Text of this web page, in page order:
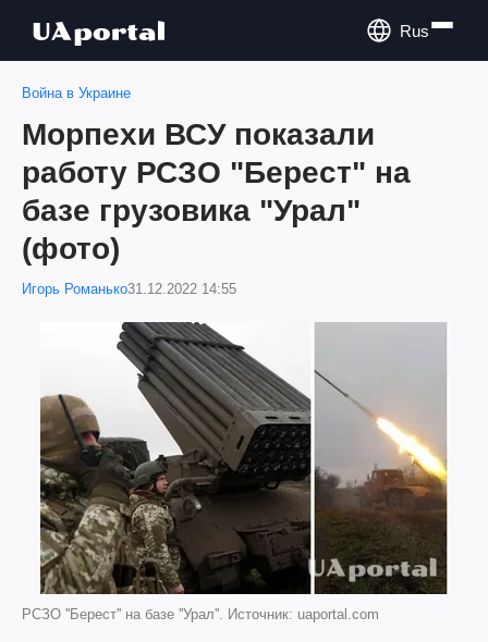
Rus
Война в Украине
Морпехи ВСУ показали
работу РСЗО "Берест" на
базе грузовика "Урал"
(фото)
Игорь Романько31.12.2022 14:55
РСЗО ''Берест'' на базе ''Урал''. Источник: uaportal.com